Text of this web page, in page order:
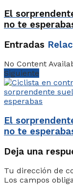
El
no te
Entradas
No Content
Siguiente
El
no te
Deja una
Tu dirección de
Los campos